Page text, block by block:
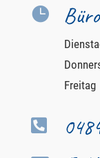

Freitag
